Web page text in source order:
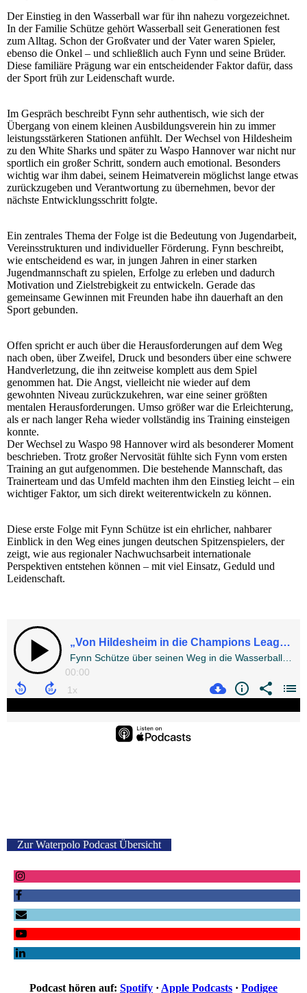
Der Einstieg in den Wasserball war für ihn nahezu vorgezeichnet.
In der Familie Schütze gehört Wasserball seit Generationen fest
zum Alltag. Schon der Großvater und der Vater waren Spieler,
ebenso die Onkel – und schließlich auch Fynn und seine Brüder.
Diese familiäre Prägung war ein entscheidender Faktor dafür, dass
der Sport früh zur Leidenschaft wurde.
Im Gespräch beschreibt Fynn sehr authentisch, wie sich der
Übergang von einem kleinen Ausbildungsverein hin zu immer
leistungsstärkeren Stationen anfühlt. Der Wechsel von Hildesheim
zu den White Sharks und später zu Waspo Hannover war nicht nur
sportlich ein großer Schritt, sondern auch emotional. Besonders
wichtig war ihm dabei, seinem Heimatverein möglichst lange etwas
zurückzugeben und Verantwortung zu übernehmen, bevor der
nächste Entwicklungsschritt folgte.
Ein zentrales Thema der Folge ist die Bedeutung von Jugendarbeit,
Vereinsstrukturen und individueller Förderung. Fynn beschreibt,
wie entscheidend es war, in jungen Jahren in einer starken
Jugendmannschaft zu spielen, Erfolge zu erleben und dadurch
Motivation und Zielstrebigkeit zu entwickeln. Gerade das
gemeinsame Gewinnen mit Freunden habe ihn dauerhaft an den
Sport gebunden.
Offen spricht er auch über die Herausforderungen auf dem Weg
nach oben, über Zweifel, Druck und besonders über eine schwere
Handverletzung, die ihn zeitweise komplett aus dem Spiel
genommen hat. Die Angst, vielleicht nie wieder auf dem
gewohnten Niveau zurückzukehren, war eine seiner größten
mentalen Herausforderungen. Umso größer war die Erleichterung,
als er nach langer Reha wieder vollständig ins Training einsteigen
konnte.
Der Wechsel zu Waspo 98 Hannover wird als besonderer Moment
beschrieben. Trotz großer Nervosität fühlte sich Fynn vom ersten
Training an gut aufgenommen. Die bestehende Mannschaft, das
Trainerteam und das Umfeld machten ihm den Einstieg leicht – ein
wichtiger Faktor, um sich direkt weiterentwickeln zu können.
Diese erste Folge mit Fynn Schütze ist ein ehrlicher, nahbarer
Einblick in den Weg eines jungen deutschen Spitzenspielers, der
zeigt, wie aus regionaler Nachwuchsarbeit internationale
Perspektiven entstehen können – mit viel Einsatz, Geduld und
Leidenschaft.
Zur Waterpolo Podcast Übersicht
Podcast hören auf: Spotify · Apple Podcasts · Podigee